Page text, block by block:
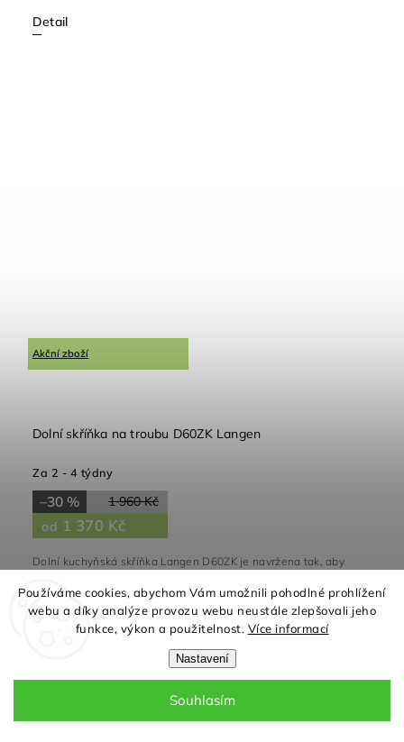
Používáme cookies, abychom Vám umožnili pohodlné prohlížení
webu a díky analýze provozu webu neustále zlepšovali jeho
funkce, výkon a použitelnost. Více informací
Nastavení
Souhlasím
Detail
Akční zboží
Dolní skříňka na troubu D60ZK Langen
Za 2 - 4 týdny
1 960 Kč
–30 %
od 1 370 Kč
Dolní kuchyňská skříňka Langen D60ZK je navržena tak, aby
integrování trouby do vaší kuchyně. Skříňka je vybavena...